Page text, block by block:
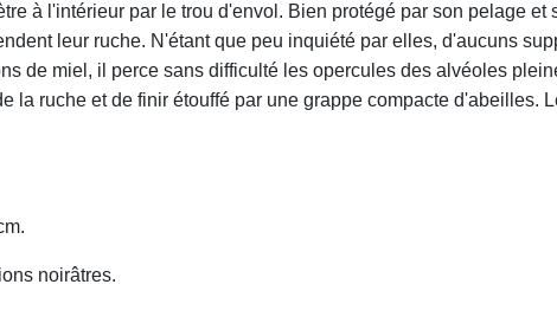
à l'intérieur par le trou d'envol. Bien protégé par son pelage
leur ruche. N'étant que peu inquiété par elles, d'aucuns
de miel, il perce sans difficulté les opercules des alvéoles
ruche et de finir étouffé par une grappe compacte d'abeilles.
noirâtres.